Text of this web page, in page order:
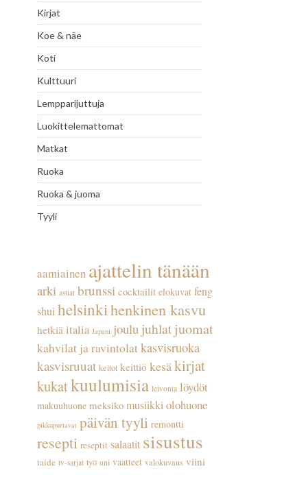
Kirjat
Koe & näe
Koti
Kulttuuri
Lempparijuttuja
Luokittelemattomat
Matkat
Ruoka
Ruoka & juoma
Tyyli
aamiainen ajattelin tänään
arki astiat brunssi cocktailit elokuvat feng
shuihelsinkihenkinen kasvu
hetkiä italia Japani joulu juhlatjuomat
kahvilat ja ravintolatkasvisruoka
kasvisruuat keitot keittiö kesä kirjat
kukatkuulumisia leivonta löydöt
makuuhuone meksiko musiikkiolohuone
pikkupurtavat päivän tyyli remontti
resepti reseptit salaatit sisustus
taide tv-sarjat työ uni vaatteet valokuvaus viini